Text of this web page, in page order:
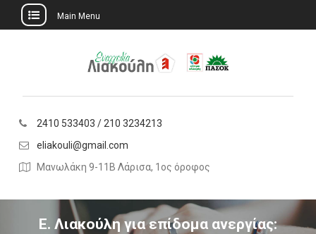
Main Menu
2410 533403 / 210 3234213
eliakouli@gmail.com
Μανωλάκη 9-11Β Λάρισα, 1ος όροφος
Ε. Λιακούλη για επίδομα ανεργίας: